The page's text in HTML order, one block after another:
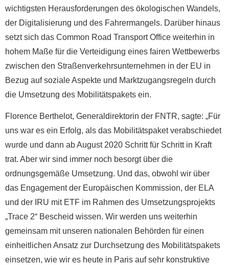
wichtigsten Herausforderungen des ökologischen Wandels,
der Digitalisierung und des Fahrermangels. Darüber hinaus
setzt sich das Common Road Transport Office weiterhin in
hohem Maße für die Verteidigung eines fairen Wettbewerbs
zwischen den Straßenverkehrsunternehmen in der EU in
Bezug auf soziale Aspekte und Marktzugangsregeln durch
die Umsetzung des Mobilitätspakets ein.
Florence Berthelot, Generaldirektorin der FNTR, sagte: „Für
uns war es ein Erfolg, als das Mobilitätspaket verabschiedet
wurde und dann ab August 2020 Schritt für Schritt in Kraft
trat. Aber wir sind immer noch besorgt über die
ordnungsgemäße Umsetzung. Und das, obwohl wir über
das Engagement der Europäischen Kommission, der ELA
und der IRU mit ETF im Rahmen des Umsetzungsprojekts
„Trace 2“ Bescheid wissen. Wir werden uns weiterhin
gemeinsam mit unseren nationalen Behörden für einen
einheitlichen Ansatz zur Durchsetzung des Mobilitätspakets
einsetzen, wie wir es heute in Paris auf sehr konstruktive